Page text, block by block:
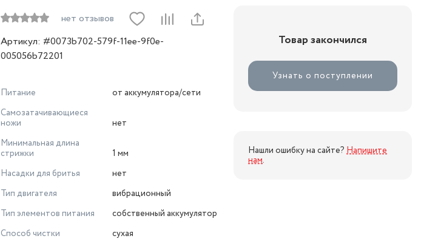
нет отзывов
Артикул: #0073b702-579f-11ee-9f0e-
005056b72201
Питание
от аккумулятора/сети
Самозатачивающиеся
ножи
нет
Минимальная длина
стрижки
1 мм
Насадки для бритья
нет
Тип двигателя
вибрационный
Тип элементов питания
собственный аккумулятор
Способ чистки
сухая
Товар закончился
Узнать о поступлении
Нашли ошибку на сайте? Напишите
нам.